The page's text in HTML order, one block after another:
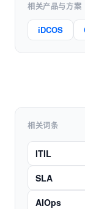
相关产品与方案
iDCOS
相关词条
ITIL
SLA
AIOps